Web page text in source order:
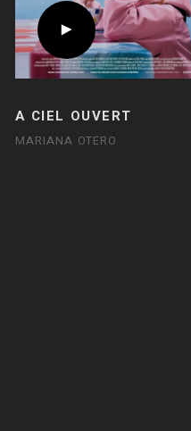
A CIEL OUVERT
MARIANA OTERO